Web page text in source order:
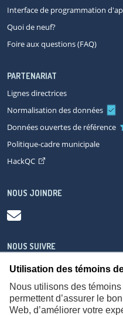
Utilisation des témoins
Nous utilisons des
permettent d’assurer le
Web, d’améliorer votre
Interface de programmation
Quoi de neuf?
Foire aux questions (FAQ)
PARTENARIAT
Lignes directrices
Normalisation des données
Données ouvertes de référence
Politique-cadre municipale
HackQC
NOUS JOINDRE
NOUS SUIVRE